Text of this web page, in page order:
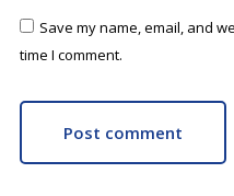
Save my name, email, and
time I comment.
Post comment